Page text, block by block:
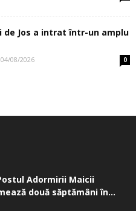
de Jos a intrat într-un amplu
04/08/2026 0
Adormirii Maicii
două săptămâni în...